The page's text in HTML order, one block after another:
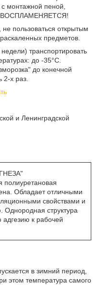
с монтажной пеной,
ВОСПЛАМЕНЯЕТСЯ!
пользоваться открытым
предметов.
транспортировать
до -35°С.
до конечной
2-х раз.
и Ленинградской
полиуретановая
Обладает отличными
свойствами и
Однородная структура
адгезию к рабочей
в зимний период,
этом температура самого